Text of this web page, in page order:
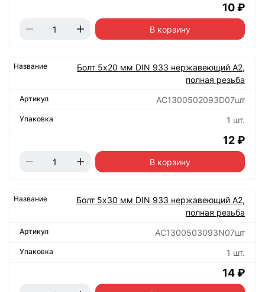
10 ₽
В корзину
Болт 5х20 мм DIN 933 нержавеющий А2,
полная резьба
АС1300502093D07шт
1 шт.
12 ₽
В корзину
Болт 5х30 мм DIN 933 нержавеющий А2,
полная резьба
АС1300503093N07шт
1 шт.
14 ₽